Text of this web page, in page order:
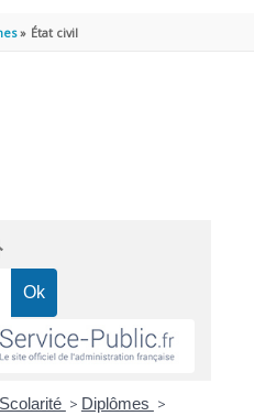
État civil
> Diplômes >